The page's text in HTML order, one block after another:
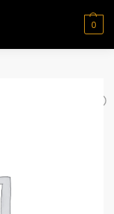
0